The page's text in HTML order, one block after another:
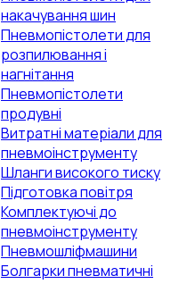
накачування шин
Пневмопістолети для
розпилювання і
нагнітання
Пневмопістолети
продувні
Витратні матеріали для
пневмоінструменту
Шланги високого тиску
Підготовка повітря
Комплектуючі до
пневмоінструменту
Пневмошліфмашини
Болгарки пневматичні